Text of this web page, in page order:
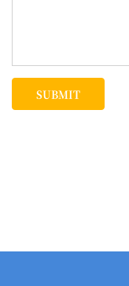
SUBMIT